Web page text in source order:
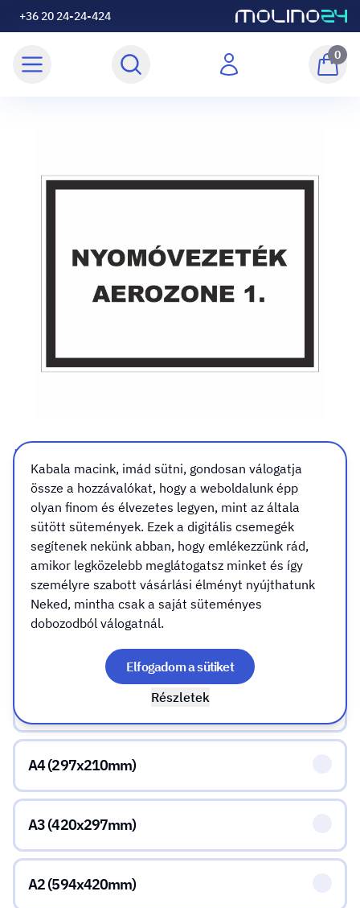
+36 20 24-24-424
0
Nyomóvezeték aerozone 1.
tábla, matrica
Méret
Méret
A7 (105x74mm)
A6 (148x105mm)
A4 (297x210mm)
A3 (420x297mm)
A2 (594x420mm)
Kivitel
Rögzítés (csak táblához válassz)
Kabala macink, imád sütni, gondosan válogatja
össze a hozzávalókat, hogy a weboldalunk épp
olyan finom és élvezetes legyen, mint az általa
sütött sütemények. Ezek a digitális csemegék
segítenek nekünk abban, hogy emlékezzünk rád,
amikor legközelebb meglátogatsz minket és így
személyre szabott vásárlási élményt nyújthatunk
Neked, mintha csak a saját süteményes
dobozodból válogatnál.
Részletek
Elfogadom a sütiket